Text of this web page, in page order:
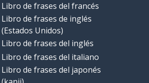
Libro de frases del francés
Libro de frases de inglés
(Estados Unidos)
Libro de frases del inglés
Libro de frases del italiano
Libro de frases del japonés